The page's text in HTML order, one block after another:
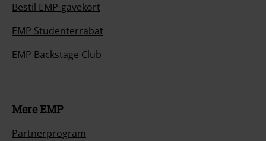
Bestil EMP-gavekort
EMP Studenterrabat
EMP Backstage Club
Mere EMP
Partnerprogram